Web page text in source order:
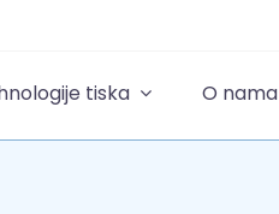
tiska O nama